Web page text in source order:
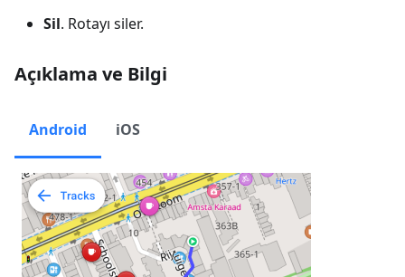
Sil. Rotayı siler.
Açıklama ve Bilgi
Android iOS